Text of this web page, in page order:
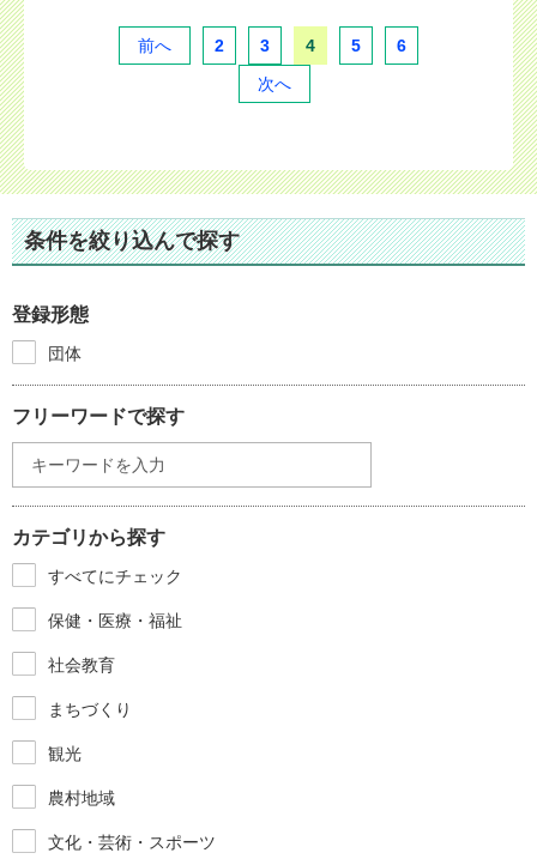
前へ 2 3 4 5
6
次へ
条件を絞り込んで探す
登録形態
団体
フリーワードで探す
カテゴリから探す
すべてにチェック
保健・医療・福祉
社会教育
まちづくり
観光
農村地域
文化・芸術・スポーツ